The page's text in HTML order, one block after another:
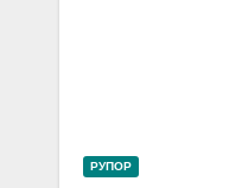
РУПОР